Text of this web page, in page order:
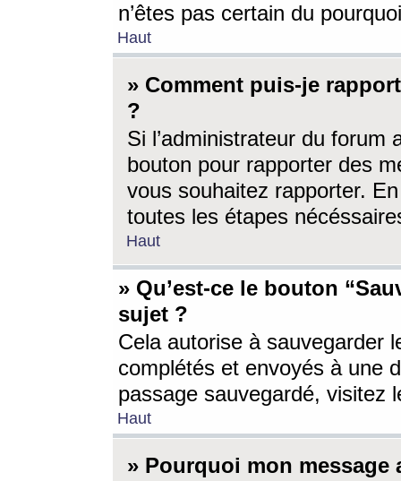
n’êtes pas certain du
Haut
» Comment puis-je
?
Si l’administrateur du forum
bouton pour rapporter des
vous souhaitez rapporter.
toutes les étapes
Haut
» Qu’est-ce le bouton
sujet ?
Cela autorise à sauvegarder
complétés et envoyés à une
passage sauvegardé, visitez
Haut
» Pourquoi mon message